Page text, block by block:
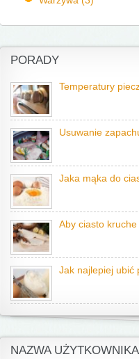
PORADY
Temperatury
Usuwanie
Jaka mąka do
Aby ciasto kruche
Jak najlepiej ubić
NAZWA UŻYTKOWNIKA